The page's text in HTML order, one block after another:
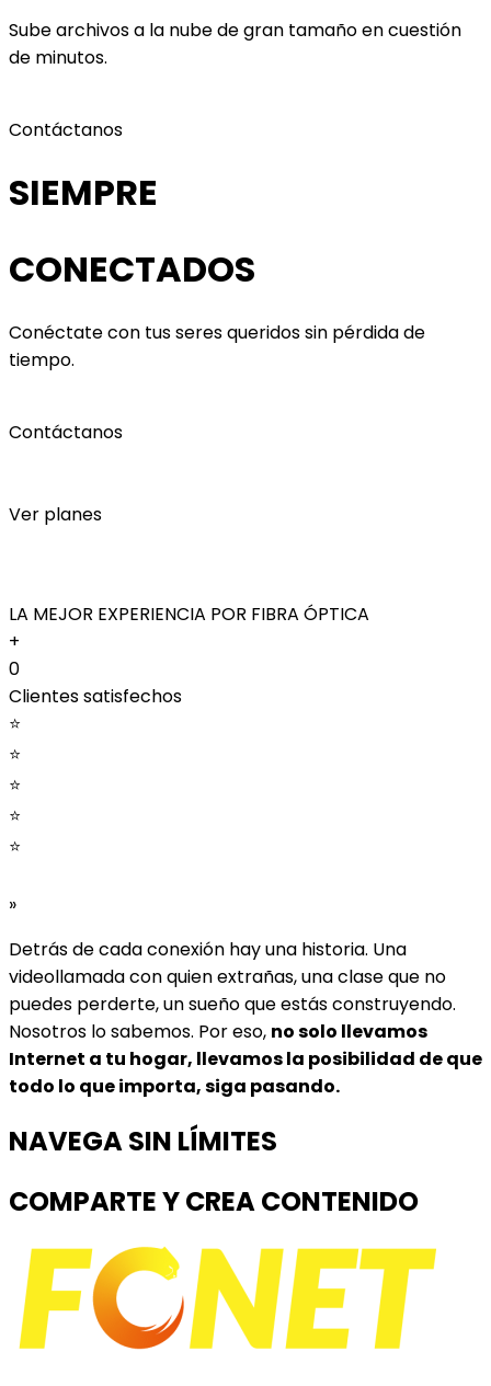
Sube archivos a la nube de gran tamaño en cuestión
de minutos.
Contáctanos
SIEMPRE
CONECTADOS
Conéctate con tus seres queridos sin pérdida de
tiempo.
Contáctanos
Ver planes
LA MEJOR EXPERIENCIA POR FIBRA ÓPTICA
+
0
Clientes satisfechos
⭐
⭐
⭐
⭐
⭐
»
Detrás de cada conexión hay una historia. Una
videollamada con quien extrañas, una clase que no
puedes perderte, un sueño que estás construyendo.
Nosotros lo sabemos. Por eso, no solo llevamos
Internet a tu hogar, llevamos la posibilidad de que
todo lo que importa, siga pasando.
NAVEGA SIN LÍMITES
COMPARTE Y CREA CONTENIDO